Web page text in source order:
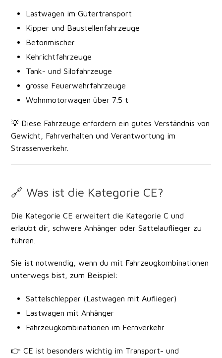
Lastwagen im Gütertransport
Kipper und Baustellenfahrzeuge
Betonmischer
Kehrichtfahrzeuge
Tank- und Silofahrzeuge
grosse Feuerwehrfahrzeuge
Wohnmotorwagen über 7.5 t
💡 Diese Fahrzeuge erfordern ein gutes Verständnis von
Gewicht, Fahrverhalten und Verantwortung im
Strassenverkehr.
🔗 Was ist die Kategorie CE?
Die Kategorie CE erweitert die Kategorie C und
erlaubt dir, schwere Anhänger oder Sattelauflieger zu
führen.
Sie ist notwendig, wenn du mit Fahrzeugkombinationen
unterwegs bist, zum Beispiel:
Sattelschlepper (Lastwagen mit Auflieger)
Lastwagen mit Anhänger
Fahrzeugkombinationen im Fernverkehr
👉 CE ist besonders wichtig im Transport- und